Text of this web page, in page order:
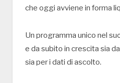
che oggi avviene in forma
Un programma unico nel
e da subito in crescita sia
sia per i dati di ascolto.